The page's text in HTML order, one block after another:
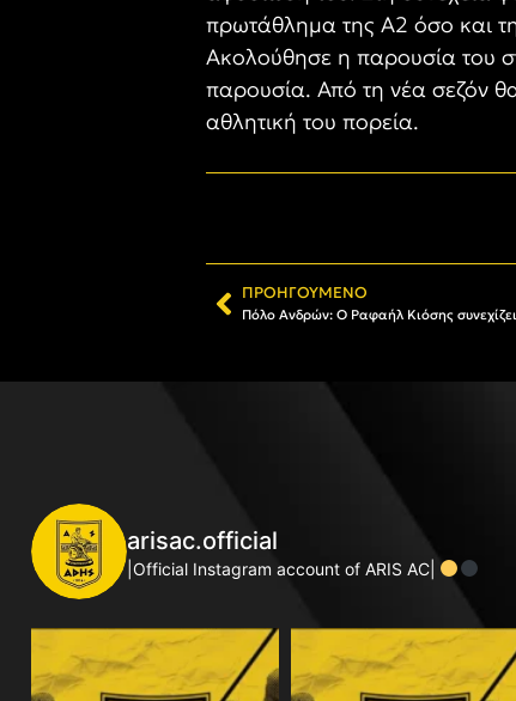
πρωτάθλημα της Α2 όσο και
Ακολούθησε η παρουσία του
παρουσία. Από τη νέα σεζόν
αθλητική του πορεία.
ΠΡΟΗΓΟΎΜΕΝΟ
Πόλο Ανδρών: Ο Ραφαήλ Κιόσης
arisac.official
|Official Instagram account of ARIS AC|